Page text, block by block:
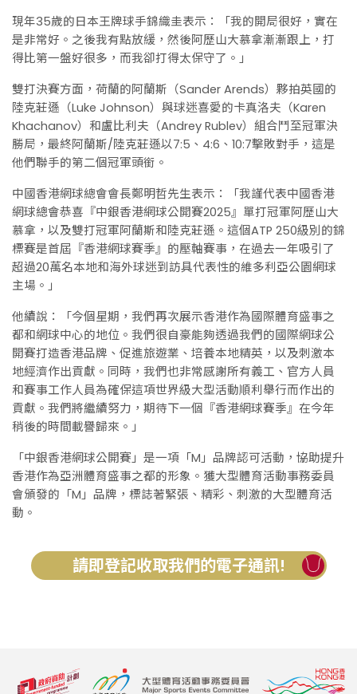
現年35歲的日本王牌球手錦織圭表示：「我的開局很好，實在
是非常好。之後我有點放緩，然後阿歷山大慕拿漸漸跟上，打
得比第一盤好很多，而我卻打得太保守了。」
雙打決賽方面，荷蘭的阿蘭斯（Sander Arends）夥拍英國的
陸克莊遜（Luke Johnson）與球迷喜愛的卡真洛夫（Karen
Khachanov）和盧比利夫（Andrey Rublev）組合鬥至冠軍決
勝局，最終阿蘭斯/陸克莊遜以7:5、4:6、10:7擊敗對手，這是
他們聯手的第二個冠軍頭銜。
中國香港網球總會會長鄭明哲先生表示：「我謹代表中國香港
網球總會恭喜『中銀香港網球公開賽2025』單打冠軍阿歷山大
慕拿，以及雙打冠軍阿蘭斯和陸克莊遜。這個ATP 250級別的錦
標賽是首屆『香港網球賽季』的壓軸賽事，在過去一年吸引了
超過20萬名本地和海外球迷到訪具代表性的維多利亞公園網球
主場。」
他續說：「今個星期，我們再次展示香港作為國際體育盛事之
都和網球中心的地位。我們很自豪能夠透過我們的國際網球公
開賽打造香港品牌、促進旅遊業、培養本地精英，以及刺激本
地經濟作出貢獻。同時，我們也非常感謝所有義工、官方人員
和賽事工作人員為確保這項世界級大型活動順利舉行而作出的
貢獻。我們將繼續努力，期待下一個『香港網球賽季』在今年
稍後的時間載譽歸來。」
「中銀香港網球公開賽」是一項「M」品牌認可活動，協助提升
香港作為亞洲體育盛事之都的形象。獲大型體育活動事務委員
會頒發的「M」品牌，標誌著緊張、精彩、刺激的大型體育活
動。
請即登記收取我們的電子通訊!